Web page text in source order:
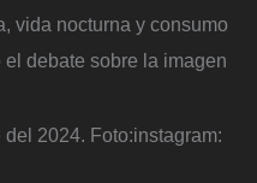
vida nocturna y consumo
debate sobre la imagen
2024. Foto:instagram: